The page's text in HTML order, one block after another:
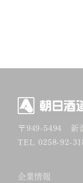
〒949-5494 新
TEL 0258-92-
企業情報